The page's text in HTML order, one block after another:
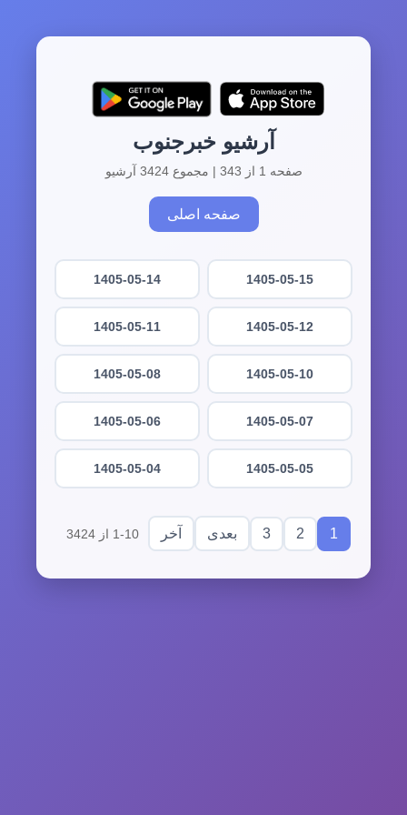
آرشیو خبرجنوب
صفحه 1 از 343 | مجموع 3424 آرشیو
صفحه اصلی
1405-05-15
1405-05-14
1405-05-12
1405-05-11
1405-05-10
1405-05-08
1405-05-07
1405-05-06
1405-05-05
1405-05-04
1
2
3 بعدی آخر 1-10 از 3424